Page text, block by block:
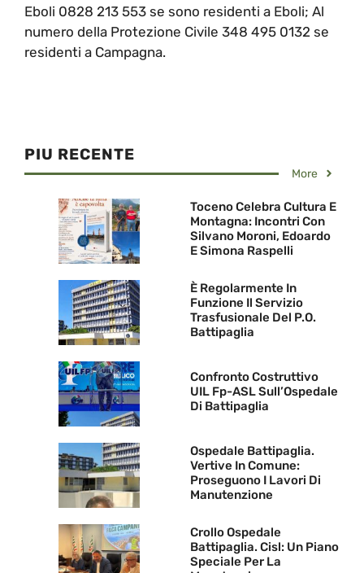
Eboli 0828 213 553 se sono residenti a Eboli; Al
numero della Protezione Civile 348 495 0132 se
residenti a Campagna.
PIU RECENTE
More
Toceno Celebra Cultura E
Montagna: Incontri Con
Silvano Moroni, Edoardo
E Simona Raspelli
È Regolarmente In
Funzione Il Servizio
Trasfusionale Del P.O.
Battipaglia
Confronto Costruttivo
UIL Fp-ASL Sull’Ospedale
Di Battipaglia
Ospedale Battipaglia.
Vertive In Comune:
Proseguono I Lavori Di
Manutenzione
Crollo Ospedale
Battipaglia. Cisl: Un Piano
Speciale Per La